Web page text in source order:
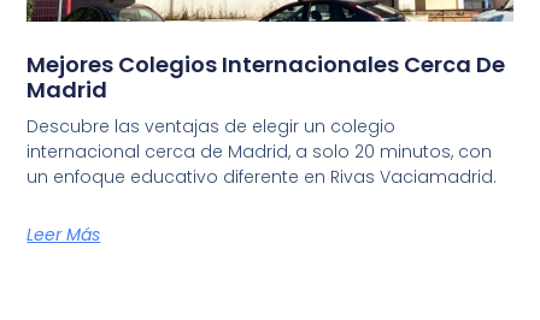
Mejores Colegios Internacionales Cerca De
Madrid
Descubre las ventajas de elegir un colegio
internacional cerca de Madrid, a solo 20 minutos, con
un enfoque educativo diferente en Rivas Vaciamadrid.
Leer Más